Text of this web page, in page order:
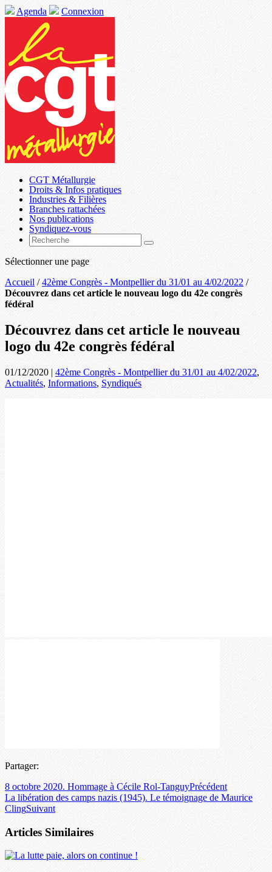
Agenda Connexion
CGT Métallurgie
Droits & Infos pratiques
Industries & Filières
Branches rattachées
Nos publications
Syndiquez-vous
Sélectionner une page
Accueil /42ème Congrès - Montpellier du 31/01 au 4/02/2022 /
Découvrez dans cet article le nouveau logo du 42e congrès
fédéral
Découvrez dans cet article le nouveau
logo du 42e congrès fédéral
01/12/2020 | 42ème Congrès - Montpellier du 31/01 au 4/02/2022,
Actualités, Informations, Syndiqués
Partager:
8 octobre 2020. Hommage à Cécile Rol-TanguyPrécédent
La libération des camps nazis (1945). Le témoignage de Maurice
ClingSuivant
Articles Similaires